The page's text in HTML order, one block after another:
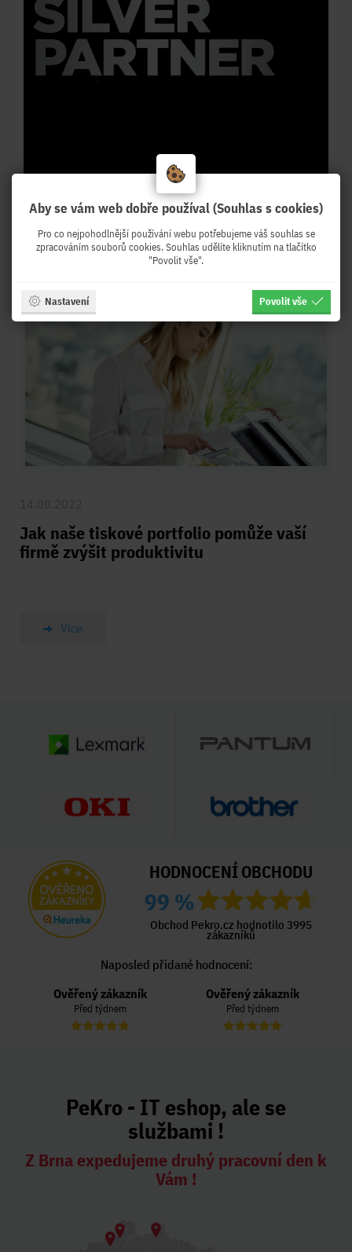
Články:
Jak naše tiskové portfolio pomůže vaší
firmě zvýšit produktivitu
Více
HODNOCENÍ OBCHODU
99 %
Obchod Pekro.cz hodnotilo 3995
zákazníků
Naposled přidané hodnocení:
Ověřený zákazník
Před týdnem
Ověřený zákazník
Před týdnem
PeKro - IT eshop, ale se
službami !
Z Brna expedujeme druhý pracovní den k
Vám !
Aby se vám web dobře používal (Souhlas s cookies)
Pro co nejpohodlnější používání webu potřebujeme váš souhlas se
zpracováním souborů cookies. Souhlas udělíte kliknutím na tlačítko
"Povolit vše".
Nastavení Povolit vše